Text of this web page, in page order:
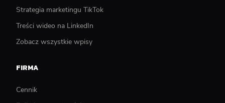
Strategia marketingu TikTok
Treści wideo na LinkedIn
Zobacz wszystkie wpisy
FIRMA
Cennik